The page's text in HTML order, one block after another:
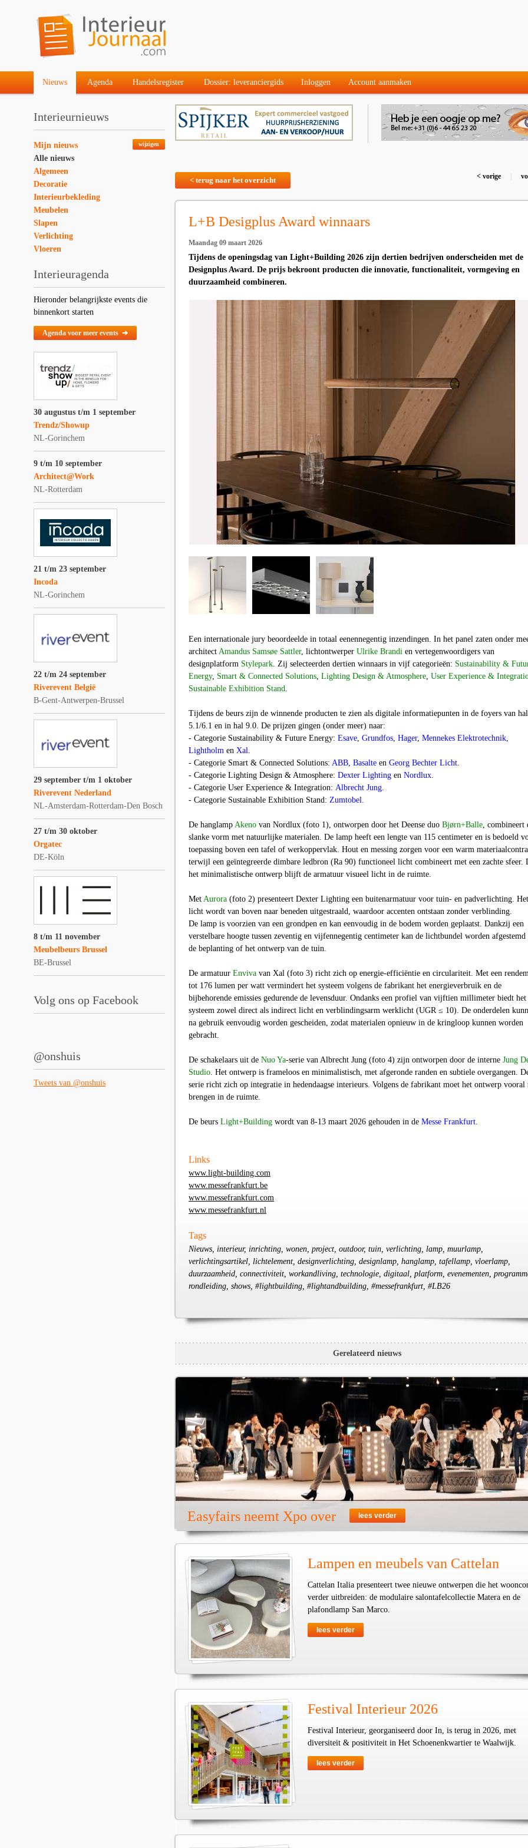
Nieuws Agenda Handelsregister Dossier: leveranciergids Inloggen Account aanmaken
Interieurnieuws
wijzigen
Mijn nieuws
Alle nieuws
Algemeen
Decoratie
Interieurbekleding
Meubelen
Slapen
Verlichting
Vloeren
Interieuragenda
Hieronder belangrijkste events die
binnenkort starten
Agenda voor meer events ➔
30 augustus t/m 1 september
Trendz/Showup
NL-Gorinchem
9 t/m 10 september
Architect@Work
NL-Rotterdam
21 t/m 23 september
Incoda
NL-Gorinchem
22 t/m 24 september
Riverevent België
B-Gent-Antwerpen-Brussel
29 september t/m 1 oktober
Riverevent Nederland
NL-Amsterdam-Rotterdam-Den Bosch
27 t/m 30 oktober
Orgatec
DE-Köln
8 t/m 11 november
Meubelbeurs Brussel
BE-Brussel
Volg ons op Facebook
@onshuis
Tweets van @onshuis
< terug naar het overzicht < vorige
L+B Desigplus Award winnaars
Maandag 09 maart 2026
Tijdens de openingsdag van Light+Building 2026 zijn dertien bedrijven onderscheiden met de
Designplus Award. De prijs bekroont producten die innovatie, functionaliteit, vormgeving en
duurzaamheid combineren.
Een internationale jury beoordeelde in totaal eenennegentig inzendingen. In het panel zaten onder
architect Amandus Samsøe Sattler, lichtontwerper Ulrike Brandi en vertegenwoordigers van
designplatform Stylepark. Zij selecteerden dertien winnaars in vijf categorieën: Sustainability &
Energy, Smart & Connected Solutions, Lighting Design & Atmosphere, User Experience &
Sustainable Exhibition Stand.
Tijdens de beurs zijn de winnende producten te zien als digitale informatiepunten in de foyers van hal
5.1/6.1 en in hal 9.0. De prijzen gingen (onder meer) naar:
- Categorie Sustainability & Future Energy: Esave, Grundfos, Hager, Mennekes Elektrotechnik,
Lightholm en Xal.
- Categorie Smart & Connected Solutions: ABB, Basalte en Georg Bechter Licht.
- Categorie Lighting Design & Atmosphere: Dexter Lighting en Nordlux.
- Categorie User Experience & Integration: Albrecht Jung.
- Categorie Sustainable Exhibition Stand: Zumtobel.
De hanglamp Akeno van Nordlux (foto 1), ontworpen door het Deense duo Bjørn+Balle, combineert
slanke vorm met natuurlijke materialen. De lamp heeft een lengte van 115 centimeter en is bedoeld
toepassing boven een tafel of werkoppervlak. Hout en messing zorgen voor een warm
terwijl een geïntegreerde dimbare ledbron (Ra 90) functioneel licht combineert met een zachte sfeer.
het minimalistische ontwerp blijft de armatuur visueel licht in de ruimte.
Met Aurora (foto 2) presenteert Dexter Lighting een buitenarmatuur voor tuin- en padverlichting. Het
licht wordt van boven naar beneden uitgestraald, waardoor accenten ontstaan zonder verblinding.
De lamp is voorzien van een grondpen en kan eenvoudig in de bodem worden geplaatst. Dankzij een
verstelbare hoogte tussen zeventig en vijfennegentig centimeter kan de lichtbundel worden afgestemd
de beplanting of het ontwerp van de tuin.
De armatuur Enviva van Xal (foto 3) richt zich op energie-efficiëntie en circulariteit. Met een
tot 176 lumen per watt vermindert het systeem volgens de fabrikant het energieverbruik en de
bijbehorende emissies gedurende de levensduur. Ondanks een profiel van vijftien millimeter biedt het
systeem zowel direct als indirect licht en verblindingsarm werklicht (UGR ≤ 10). De onderdelen
na gebruik eenvoudig worden gescheiden, zodat materialen opnieuw in de kringloop kunnen worden
gebracht.
De schakelaars uit de Nuo Ya-serie van Albrecht Jung (foto 4) zijn ontworpen door de interne Jung
Studio. Het ontwerp is frameloos en minimalistisch, met afgeronde randen en subtiele overgangen.
serie richt zich op integratie in hedendaagse interieurs. Volgens de fabrikant moet het ontwerp vooral
brengen in de ruimte.
De beurs Light+Building wordt van 8-13 maart 2026 gehouden in de Messe Frankfurt.
Links
www.light-building.com
www.messefrankfurt.be
www.messefrankfurt.com
www.messefrankfurt.nl
Tags
Nieuws, interieur, inrichting, wonen, project, outdoor, tuin, verlichting, lamp, muurlamp,
verlichtingsartikel, lichtelement, designverlichting, designlamp, hanglamp, tafellamp, vloerlamp,
duurzaamheid, connectiviteit, workandliving, technologie, digitaal, platform, evenementen,
rondleiding, shows, #lightbuilding, #lightandbuilding, #messefrankfurt, #LB26
Gerelateerd nieuws
Easyfairs neemt Xpo over lees verder
Lampen en meubels van Cattelan
Cattelan Italia presenteert twee nieuwe ontwerpen die het
verder uitbreiden: de modulaire salontafelcollectie Matera en de
plafondlamp San Marco.
lees verder
Festival Interieur 2026
Festival Interieur, georganiseerd door In, is terug in 2026, met
diversiteit & positiviteit in Het Schoenenkwartier te Waalwijk.
lees verder